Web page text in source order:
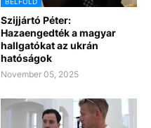
Szijjártó Péter:
Hazaengedték a magyar
hallgatókat az ukrán
hatóságok
November 05, 2025